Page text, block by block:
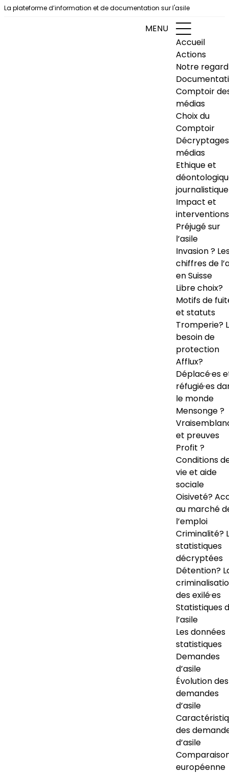
Aller au contenu
La plateforme d’information et de documentation sur l'asile
MENU
Accueil
Actions
Notre regard
Comptoir
médias
Choix du
Comptoir
Décryptages
médias
Ethique et
journalistique
Impact et
interventions
Préjugé sur
l’asile
Invasion ?
chiffres de
en Suisse
Libre choix?
Motifs de
et statuts
Tromperie?
besoin de
protection
Afflux?
Déplacé·es
réfugié·es
le monde
Mensonge ?
et preuves
Profit ?
Conditions
vie et aide
sociale
Oisiveté?
au marché
l’emploi
Criminalité?
statistiques
décryptées
Détention?
des exilé·es
Statistiques
l’asile
Les données
statistiques
Demandes
d’asile
Évolution des
demandes
d’asile
des
d’asile
européenne